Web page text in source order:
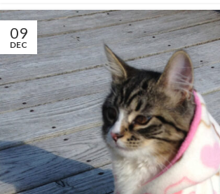
09
DEC